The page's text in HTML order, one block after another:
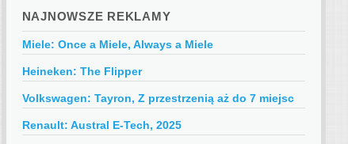
NAJNOWSZE REKLAMY
Miele: Once a Miele, Always a Miele
Heineken: The Flipper
Volkswagen: Tayron, Z przestrzenią aż do 7 miejsc
Renault: Austral E-Tech, 2025